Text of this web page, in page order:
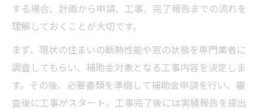
する場合、計画から申請、工事、完了報告までの流れを
理解しておくことが大切です。
まず、現状の住まいの断熱性能や窓の状態を専門業者に
調査してもらい、補助金対象となる工事内容を決定しま
す。その後、必要書類を準備して補助金申請を行い、審
査後に工事がスタート。工事完了後には実績報告を提出